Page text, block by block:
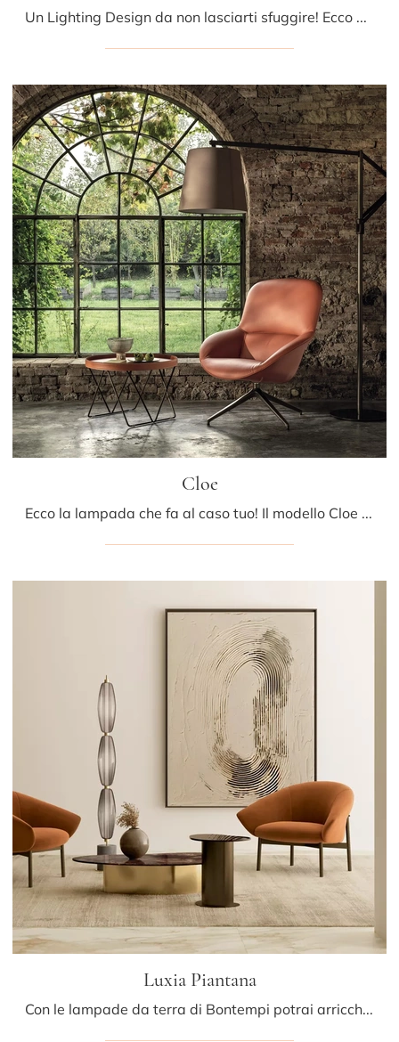
Un Lighting Design da non lasciarti sfuggire! Ecco qui la lampada da terra Bloom da terra di Cattelan Italia.
Cloe
Ecco la lampada che fa al caso tuo! Il modello Cloe è una delle nostre lampade da terra di Bontempi.
Luxia Piantana
Con le lampade da terra di Bontempi potrai arricchire i tuoi locali: clicca e scopri Luxia Piantana!